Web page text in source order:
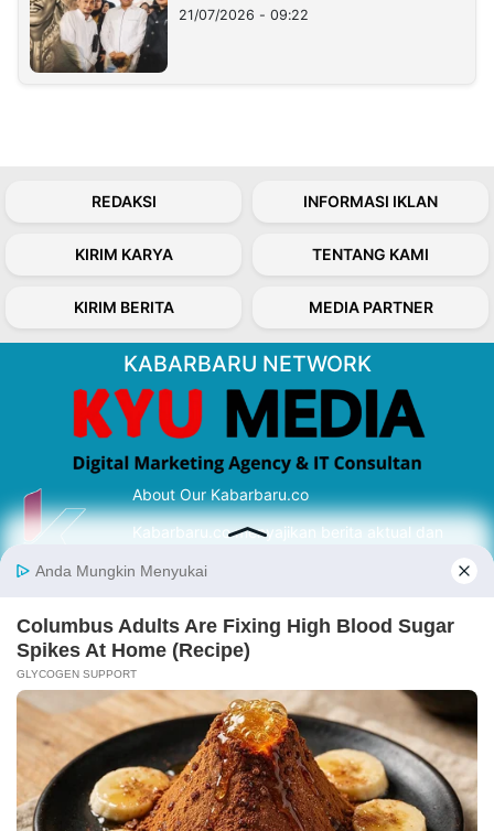
21/07/2026 - 09:22
REDAKSI INFORMASI IKLAN
KIRIM KARYA TENTANG KAMI
KIRIM BERITA MEDIA PARTNER
KABARBARU NETWORK
About Our Kabarbaru.co
Kabarbaru.co menyajikan berita aktual dan
serta terverifikasi dari sumber yang tepat.
Follow Kabarbaru
Kabarbaru.co